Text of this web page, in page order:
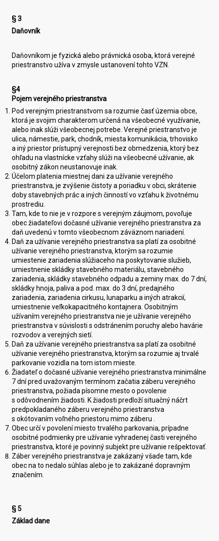
§ 3
Daňovník
Daňovníkom je fyzická alebo právnická osoba, ktorá verejné
priestranstvo užíva v zmysle ustanovení tohto VZN.
§4
Pojem verejného priestranstva
Pod verejným priestranstvom sa rozumie časť územia obce,
ktorá je svojim charakterom určená na všeobecné využívanie,
alebo inak slúži všeobecnej potrebe. Verejné priestranstvo je
ulica, námestie, park, chodník, miesta komunikácia, trhovisko
a iný priestor prístupný verejnosti bez obmedzenia, ktorý bez
ohľadu na vlastnícke vzťahy slúži na všeobecné užívanie, ak
osobitný zákon neustanovuje inak.
Účelom platenia miestnej dani za užívanie verejného
priestranstva, je zvýšenie čistoty a poriadku v obci, skrátenie
doby stavebných prác a iných činností vo vzťahu k životnému
prostrediu.
Tam, kde to nie je v rozpore s verejným záujmom, povoľuje
obec žiadateľovi dočasné užívanie verejného priestranstva za
daň uvedenú v tomto všeobecnom záväznom nariadení.
Daň za užívanie verejného priestranstva sa platí za osobitné
užívanie verejného priestranstva, ktorým sa rozumie
umiestenie zariadenia slúžiaceho na poskytovanie služieb,
umiestnenie skládky stavebného materiálu, stavebného
zariadenia, skládky stavebného odpadu a zeminy max. do 7 dní,
skládky hnoja, paliva a pod. max. do 3 dní, predajného
zariadenia, zariadenia cirkusu, lunaparku a iných atrakcií,
umiestnenie veľkokapacitného kontajnera. Osobitným
užívaním verejného priestranstva nie je užívanie verejného
priestranstva v súvislosti s odstránením poruchy alebo havárie
rozvodov a verejných sietí.
Daň za užívanie verejného priestranstva sa platí za osobitné
užívanie verejného priestranstva, ktorým sa rozumie aj trvalé
parkovanie vozidla na tom istom mieste.
Žiadateľ o dočasné užívanie verejného priestranstva minimálne
7 dní pred uvažovaným termínom začatia záberu verejného
priestranstva, požiada písomne mesto o povolenie
s odôvodnením žiadosti. K žiadosti predloží situačný náčrt
predpokladaného záberu verejného priestranstva
s okótovaním voľného priestoru mimo záberu .
Obec určí v povolení miesto trvalého parkovania, prípadne
osobitné podmienky pre užívanie vyhradenej časti verejného
priestranstva, ktoré je povinný subjekt pre užívanie rešpektovať.
Záber verejného priestranstva je zakázaný všade tam, kde
obec na to nedalo súhlas alebo je to zakázané dopravným
značením.
§ 5
Základ dane